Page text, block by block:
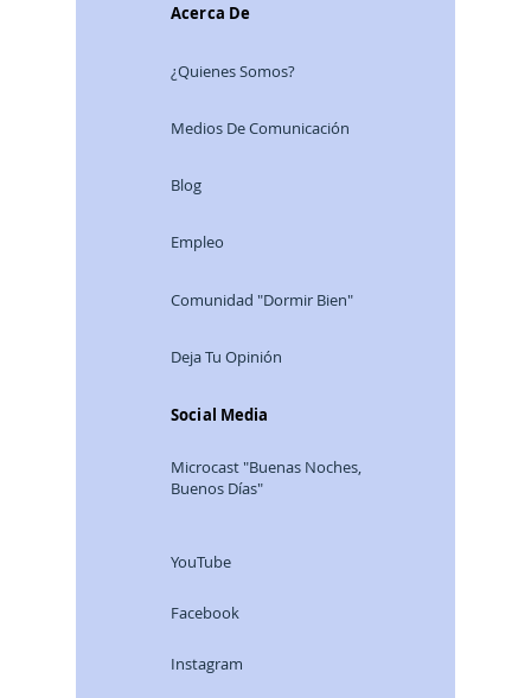
Acerca De
¿Quienes Somos?
Medios De Comunicación
Blog
Empleo
Comunidad "Dormir Bien"
Deja Tu Opinión
Social Media
Microcast "Buenas Noches,
Buenos Días"
YouTube
Facebook
Instagram